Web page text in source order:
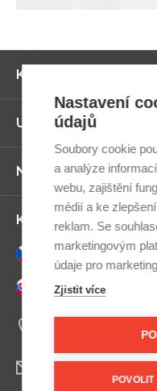
Kategorie
Užitečné odkazy
Newsletter
Kontaktujte nás
Česky
Slovensky
+420 607 800 100
Nastavení
údajů
Soubory cookie
a analýze
webu, zajištění
médií a ke
reklam. Se
marketingovým
údaje pro
Zjistit více